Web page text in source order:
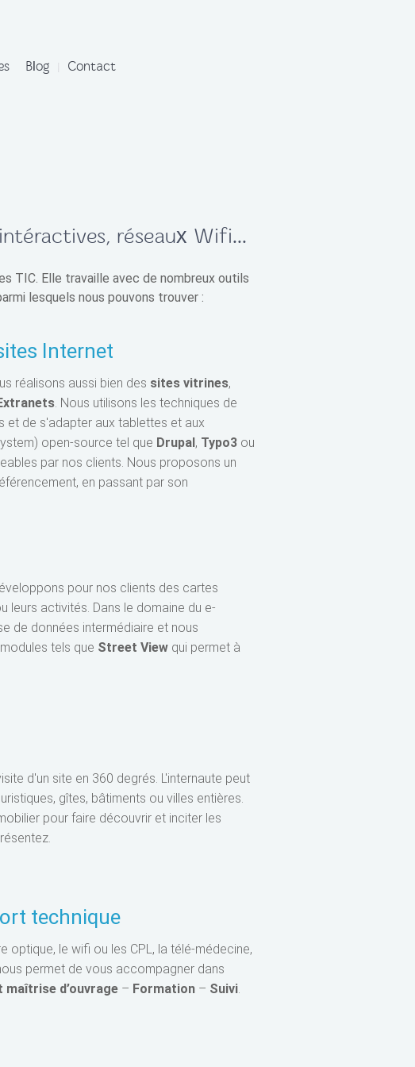
Blog Contact
réseaux Wifi...
TIC. Elle travaille avec de nombreux outils
lesquels nous pouvons trouver :
Internet
réalisons aussi bien des sites vitrines,
. Nous utilisons les techniques de
et de s'adapter aux tablettes et aux
open-source tel que Drupal, Typo3 ou
par nos clients. Nous proposons un
en passant par son
pour nos clients des cartes
activités. Dans le domaine du e-
de données intermédiaire et nous
tels que Street View qui permet à
d'un site en 360 degrés. L'internaute peut
gîtes, bâtiments ou villes entières.
pour faire découvrir et inciter les
technique
le wifi ou les CPL, la télé-médecine,
permet de vous accompagner dans
d’ouvrage – Formation – Suivi.